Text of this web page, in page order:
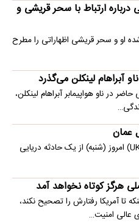
ارتباط با سحر قریشی و
او و سحر قریشی اظهاراتی را مطرح
آبراهام لینکلن می‌گذرد
در ناو هواپیمابر آبراهام لینکلن،
عمان
عملیات تجارت دریایی بریتانیا (UKMTO) امروز (شنبه) از یک حادثه دریایی
هرگز کوتاه نخواهد آمد
تا آمریکا رفتارش را تصحیح نکند،
عالی امنیت…